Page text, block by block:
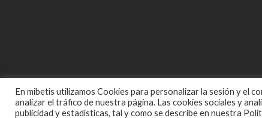
En mibetis utilizamos Cookies para personalizar la sesión y el
analizar el tráfico de nuestra página. Las cookies sociales y
publicidad y estadísticas, tal y como se describe en nuestra